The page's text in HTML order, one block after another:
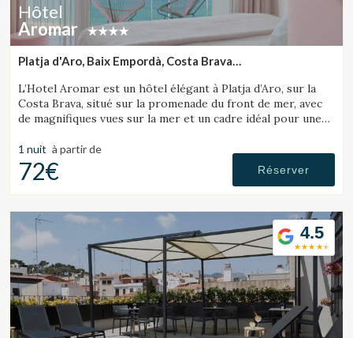
Hôtel
Aromar
Platja d'Aro, Baix Empordà, Costa Brava
L’Hotel Aromar est un hôtel élégant à Platja d’Aro, sur la
Costa Brava, situé sur la promenade du front de mer, avec
de magnifiques vues sur la mer et un cadre idéal pour une
1 nuit à partir de
72€ Réserver
4.5